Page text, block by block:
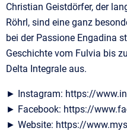
Christian Geistdörfer, der
Röhrl, sind eine ganz
bei der Passione Engadina
Geschichte vom Fulvia bis
Delta Integrale aus.
► Instagram: https://
► Facebook: https://
► Website: https://